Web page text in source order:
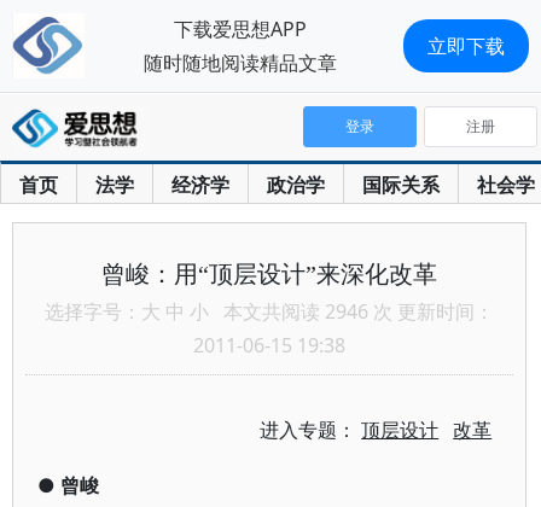
首页 法学 经济学 政治学 国际关系 社会学
登录 注册
曾峻：用“顶层设计”来深化改革
选择字号： 大 中 小 本文共阅读 2946 次 更新时间：
2011-06-15 19:38
进入专题：顶层设计 改革
● 曾峻
下载爱思想APP
随时随地阅读精品文章
立即下载